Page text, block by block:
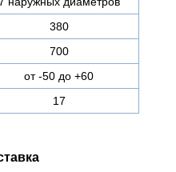
380
700
от -50 до +60
17